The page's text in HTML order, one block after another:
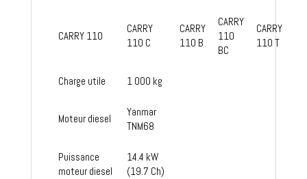
CARRY 110
CARRY
110 C
CARRY
110 B
CARRY
110
BC
CARRY
110 T
Charge utile 1 000 kg
Moteur diesel
Yanmar
TNM68
Puissance
moteur diesel
14.4 kW
(19.7 Ch)